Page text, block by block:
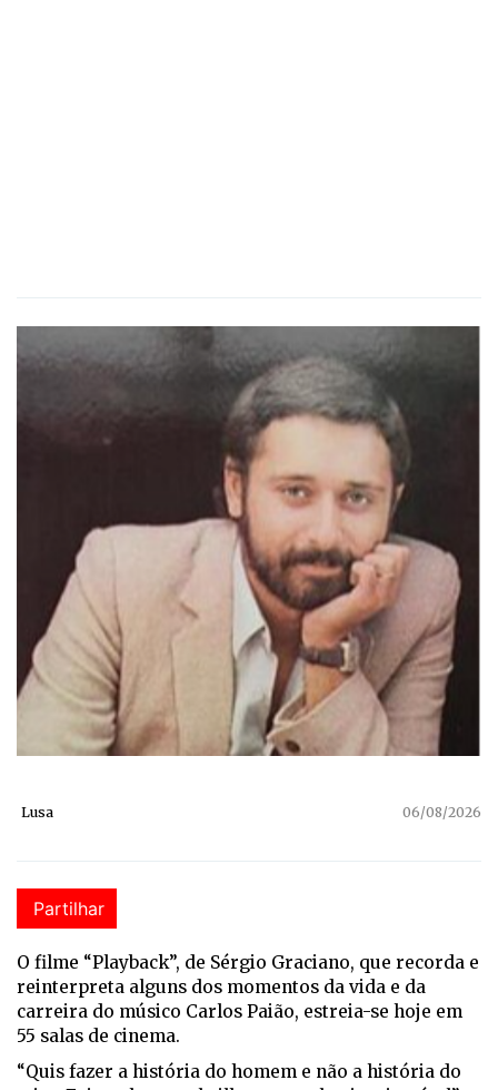
Lusa 06/08/2026
Partilhar
O filme “Playback”, de Sérgio Graciano, que recorda e
reinterpreta alguns dos momentos da vida e da
carreira do músico Carlos Paião, estreia-se hoje em
55 salas de cinema.
“Quis fazer a história do homem e não a história do